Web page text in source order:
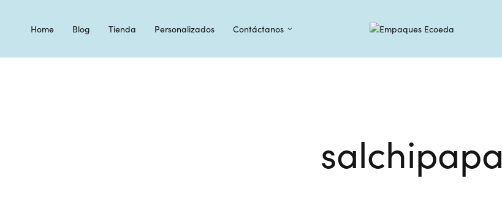
Home Blog Tienda Personalizados Contáctanos
salchipapa